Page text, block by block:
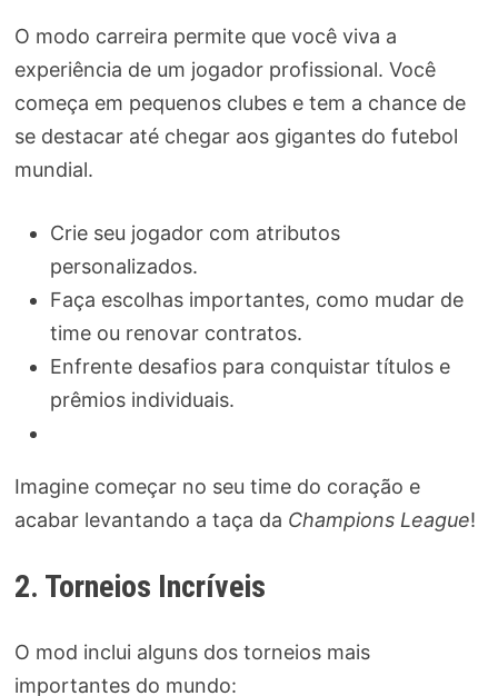
O modo carreira permite que você viva a
experiência de um jogador profissional. Você
começa em pequenos clubes e tem a chance de
se destacar até chegar aos gigantes do futebol
mundial.
Crie seu jogador com atributos
personalizados.
Faça escolhas importantes, como mudar de
time ou renovar contratos.
Enfrente desafios para conquistar títulos e
prêmios individuais.
Imagine começar no seu time do coração e
acabar levantando a taça da Champions League!
2. Torneios Incríveis
O mod inclui alguns dos torneios mais
importantes do mundo: